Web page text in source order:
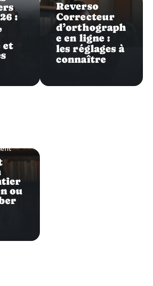
:
et
ou
Reverso
Correcteur
d’orthograph
e en ligne :
les réglages à
connaître